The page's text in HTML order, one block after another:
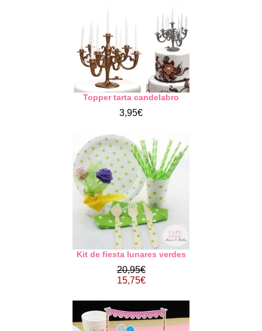
Topper tarta candelabro
3,95€
Kit de fiesta lunares verdes
20,95€
15,75€